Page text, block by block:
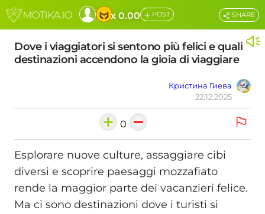
x 0.00 + POST
Dove i viaggiatori si sentono più felici e quali
destinazioni accendono la gioia di viaggiare
Кристина Гиева
22.12.2025
SHARE
0
Esplorare nuove culture, assaggiare cibi
diversi e scoprire paesaggi mozzafiato
rende la maggior parte dei vacanzieri felice.
Ma ci sono destinazioni dove i turisti si